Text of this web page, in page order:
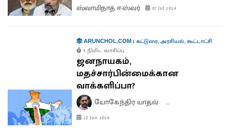
ஸ்வாமிநாத் ஈஸ்வர் 07 Jul 2024
ARUNCHOL.COM| கட்டுரை,அரசியல்,கூட்டாட்சி
5 நிமிட வாசிப்பு
ஜனநாயகம்,
மதச்சார்பின்மைக்கான
வாக்களிப்பா?
யோகேந்திர யாதவ் ஸ்ரேயஸ்
23 Jun 2024